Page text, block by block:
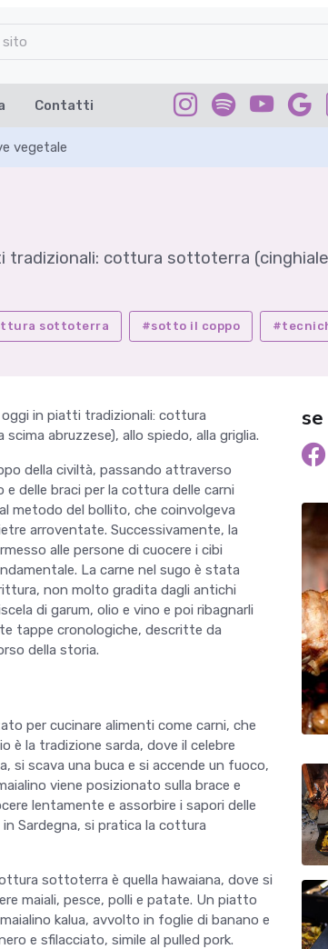
Contatti
vegetale
cottura sottoterra
sottoterra #sotto il coppo
in piatti tradizionali: cottura
abruzzese), allo spiedo, alla griglia.
della civiltà, passando attraverso
delle braci per la cottura delle carni
metodo del bollito, che coinvolgeva
arroventate. Successivamente, la
alle persone di cuocere i cibi
La carne nel sugo è stata
non molto gradita dagli antichi
di garum, olio e vino e poi ribagnarli
tappe cronologiche, descritte da
della storia.
per cucinare alimenti come carni, che
è la tradizione sarda, dove il celebre
scava una buca e si accende un fuoco,
viene posizionato sulla brace e
lentamente e assorbire i sapori delle
Sardegna, si pratica la cottura
sottoterra è quella hawaiana, dove si
maiali, pesce, polli e patate. Un piatto
kalua, avvolto in foglie di banano e
e sfilacciato, simile al pulled pork.